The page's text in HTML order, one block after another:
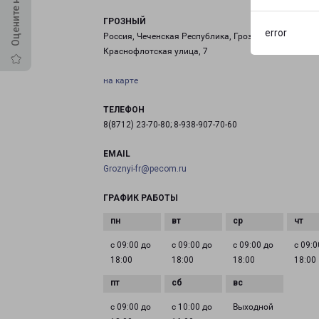
error
ГРОЗНЫЙ
Россия, Чеченская Республика, Грозный,
Краснофлотская улица, 7
на карте
ТЕЛЕФОН
8(8712) 23-70-80; 8-938-907-70-60
EMAIL
Groznyi-fr@pecom.ru
ГРАФИК РАБОТЫ
с 09:00 до
18:00
с 09:00 до
18:00
с 09:00 до
18:00
с
18:00
с 09:00 до
с 10:00 до
Выходной